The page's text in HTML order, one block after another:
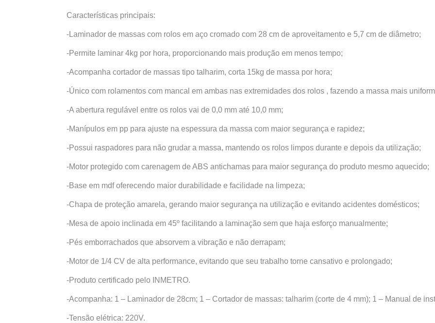
Características principais:
-Laminador de massas com rolos em aço cromado com 28 cm de aproveitamento e 5,7 cm de diâmetro;
-Permite laminar 4kg por hora, proporcionando mais produção em menos tempo;
-Acompanha cortador de massas tipo talharim, corta 15kg de massa por hora;
-Único com rolamentos com mancal em ambas nas extremidades dos rolos , fazendo a massa mais
-A abertura regulável entre os rolos vai de 0,0 mm até 10,0 mm;
-Manípulos em pp para ajuste na espessura da massa com maior segurança e rapidez;
-Possui raspadores para não grudar a massa, mantendo os rolos limpos durante e depois da utilização;
-Motor protegido com carenagem de ABS antichamas para maior segurança do produto mesmo aquecido;
-Base em mdf oferecendo maior durabilidade e facilidade na limpeza;
-Chapa de proteção amarela, gerando maior segurança na utilização e evitando acidentes domésticos;
-Mesa de apoio inclinada em 45º facilitando a laminação sem que haja esforço manualmente;
-Pés emborrachados que absorvem a vibração e não derrapam;
-Motor de 1/4 CV de alta performance, evitando que seu trabalho torne cansativo e prolongado;
-Produto certificado pelo INMETRO.
-Acompanha: 1 – Laminador de 28cm; 1 – Cortador de massas: talharim (corte de 4 mm); 1 – Manual de
-Tensão elétrica: 220V.